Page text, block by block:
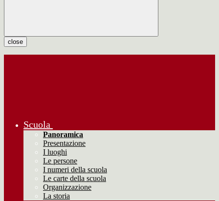
close
Scuola
Panoramica
Presentazione
I luoghi
Le persone
I numeri della scuola
Le carte della scuola
Organizzazione
La storia